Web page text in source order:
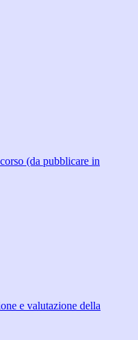
(da pubblicare in
e valutazione della